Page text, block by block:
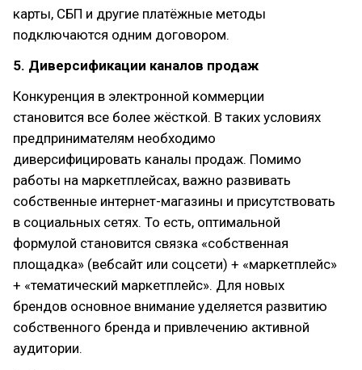
карты, СБП и другие платёжные методы
подключаются одним договором.
5. Диверсификации каналов продаж
Конкуренция в электронной коммерции
становится все более жёсткой. В таких условиях
предпринимателям необходимо
диверсифицировать каналы продаж. Помимо
работы на маркетплейсах, важно развивать
собственные интернет-магазины и присутствовать
в социальных сетях. То есть, оптимальной
формулой становится связка «собственная
площадка» (вебсайт или соцсети) + «маркетплейс»
+ «тематический маркетплейс». Для новых
брендов основное внимание уделяется развитию
собственного бренда и привлечению активной
аудитории.